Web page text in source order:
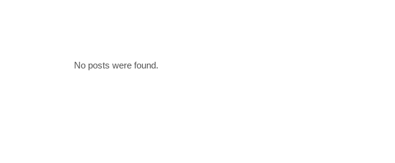
No posts were found.